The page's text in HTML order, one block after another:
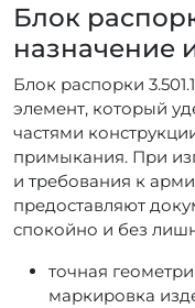
Блок
назначение
Блок распорки
элемент, который
частями
примыкания. При
и требования к
предоставляют
спокойно и без
точная
маркировка